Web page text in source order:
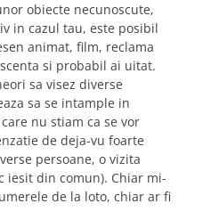
obiecte necunoscute,
in cazul tau, este posibil
animat, film, reclama
si probabil ai uitat.
sa visez diverse
sa se intample in
nu stiam ca se vor
de deja-vu foarte
persoane, o vizita
iesit din comun). Chiar mi-
de la loto, chiar ar fi